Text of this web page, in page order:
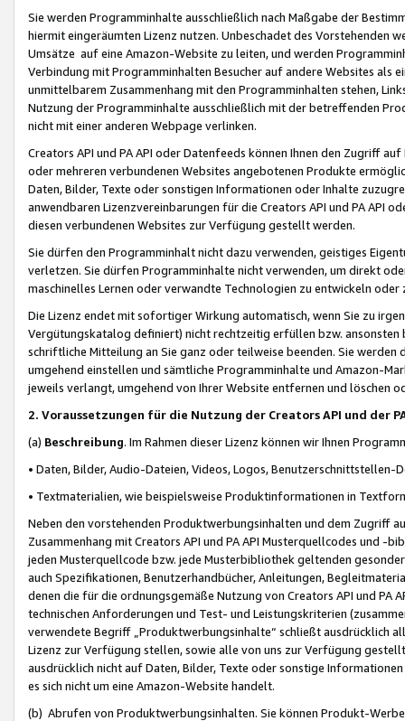
Sie werden Programminhalte ausschließlich nach Maßgabe der
hiermit eingeräumten Lizenz nutzen. Unbeschadet des Vorstehenden
Umsätze auf eine Amazon-Website zu leiten, und werden
Verbindung mit Programminhalten Besucher auf andere Websites als
unmittelbarem Zusammenhang mit den Programminhalten stehen,
Nutzung der Programminhalte ausschließlich mit der betreffenden
nicht mit einer anderen Webpage verlinken.
Creators API und PA API oder Datenfeeds können Ihnen den Zugriff
oder mehreren verbundenen Websites angebotenen Produkte
Daten, Bilder, Texte oder sonstigen Informationen oder Inhalte
anwendbaren Lizenzvereinbarungen für die Creators API und PA API
diesen verbundenen Websites zur Verfügung gestellt werden.
Sie dürfen den Programminhalt nicht dazu verwenden, geistiges
verletzen. Sie dürfen Programminhalte nicht verwenden, um direkt
maschinelles Lernen oder verwandte Technologien zu entwickeln
Die Lizenz endet mit sofortiger Wirkung automatisch, wenn Sie zu
Vergütungskatalog definiert) nicht rechtzeitig erfüllen bzw. ansonsten
schriftliche Mitteilung an Sie ganz oder teilweise beenden. Sie werden
umgehend einstellen und sämtliche Programminhalte und Amazon-
jeweils verlangt, umgehend von Ihrer Website entfernen und löschen
2. Voraussetzungen für die Nutzung der Creators API und der
(a) Beschreibung. Im Rahmen dieser Lizenz können wir Ihnen
• Daten, Bilder, Audio-Dateien, Videos, Logos, Benutzerschnittstellen-
• Textmaterialien, wie beispielsweise Produktinformationen in
Neben den vorstehenden Produktwerbungsinhalten und dem Zugriff
Zusammenhang mit Creators API und PA API Musterquellcodes und
jeden Musterquellcode bzw. jede Musterbibliothek geltenden
auch Spezifikationen, Benutzerhandbücher, Anleitungen,
denen die für die ordnungsgemäße Nutzung von Creators API und PA
technischen Anforderungen und Test- und Leistungskriterien
verwendete Begriff „Produktwerbungsinhalte“ schließt ausdrücklich
Lizenz zur Verfügung stellen, sowie alle von uns zur Verfügung
ausdrücklich nicht auf Daten, Bilder, Texte oder sonstige
es sich nicht um eine Amazon-Website handelt.
(b) Abrufen von Produktwerbungsinhalten. Sie können Produkt-